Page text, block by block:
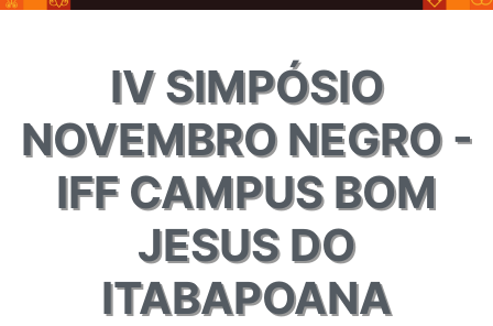
IV SIMPÓSIO
NOVEMBRO NEGRO -
IFF CAMPUS BOM
JESUS DO
ITABAPOANA